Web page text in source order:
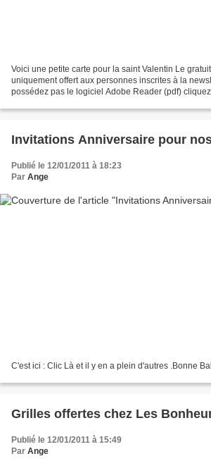
Voici une petite carte pour la saint Valentin Le
uniquement offert aux personnes inscrites à la
possédez pas le logiciel Adobe Reader (pdf)
Invitations Anniversaire pour
Publié le 12/01/2011 à 18:23
Par Ange
C'est ici : Clic Là et il y en a plein d'autres .Bonne
Grilles offertes chez Les
Publié le 12/01/2011 à 15:49
Par Ange